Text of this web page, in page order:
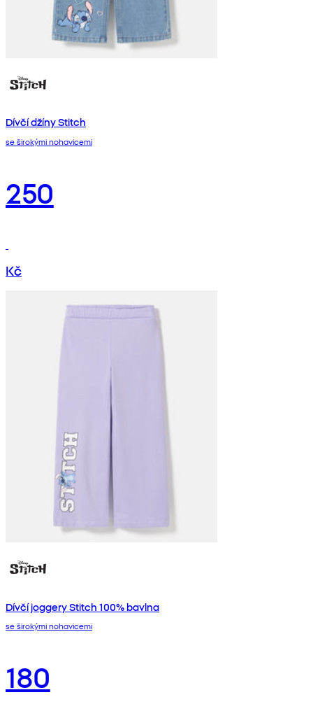
Dívčí džíny Stitch
se širokými nohavicemi
250
Kč
Dívčí joggery Stitch 100% bavlna
se širokými nohavicemi
180